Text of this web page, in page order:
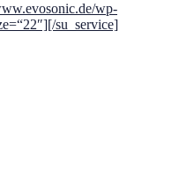
wp-
su_service]